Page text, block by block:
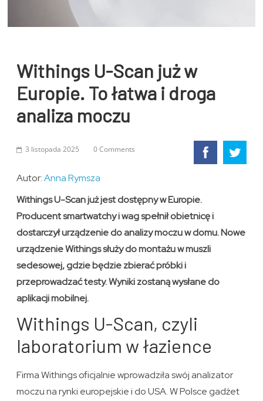
Withings U-Scan już w
Europie. To łatwa i droga
analiza moczu
3 listopada 2025 0 Comments
Autor:Anna Rymsza
Withings U-Scan już jest dostępny w Europie.
Producent smartwatchy i wag spełnił obietnicę i
dostarczył urządzenie do analizy moczu w domu. Nowe
urządzenie Withings służy do montażu w muszli
sedesowej, gdzie będzie zbierać próbki i
przeprowadzać testy. Wyniki zostaną wysłane do
aplikacji mobilnej.
Withings U-Scan, czyli
laboratorium w łazience
Firma Withings oficjalnie wprowadziła swój analizator
moczu na rynki europejskie i do USA. W Polsce gadżet